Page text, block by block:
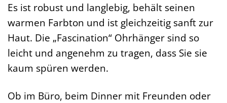
Es ist robust und langlebig, behält seinen
warmen Farbton und ist gleichzeitig sanft zur
Haut. Die „Fascination“ Ohrhänger sind so
leicht und angenehm zu tragen, dass Sie sie
kaum spüren werden.
Ob im Büro, beim Dinner mit Freunden oder